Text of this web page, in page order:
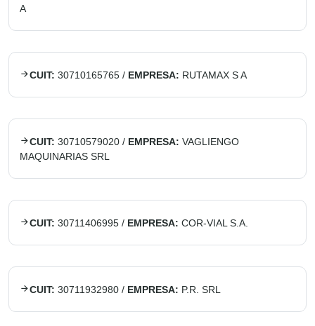
A
CUIT: 30710165765 / EMPRESA: RUTAMAX S A
CUIT: 30710579020 / EMPRESA: VAGLIENGO
MAQUINARIAS SRL
CUIT: 30711406995 / EMPRESA: COR-VIAL S.A.
CUIT: 30711932980 / EMPRESA: P.R. SRL